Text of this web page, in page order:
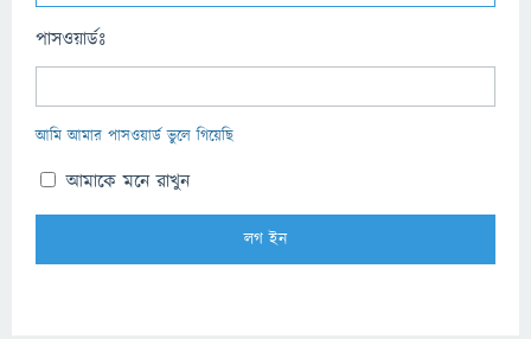
পাসওয়ার্ডঃ
আমি আমার পাসওয়ার্ড ভুলে গিয়েছি
আমাকে মনে রাখুন